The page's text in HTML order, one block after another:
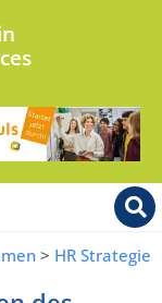
> HR Strategie